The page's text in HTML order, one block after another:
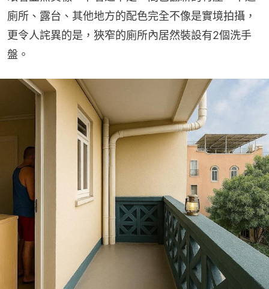
廁所、露台、其他地方的配色完全不像是實境拍攝，
更令人詫異的是，狹窄的廁所內居然裝設有2個洗手
盤。